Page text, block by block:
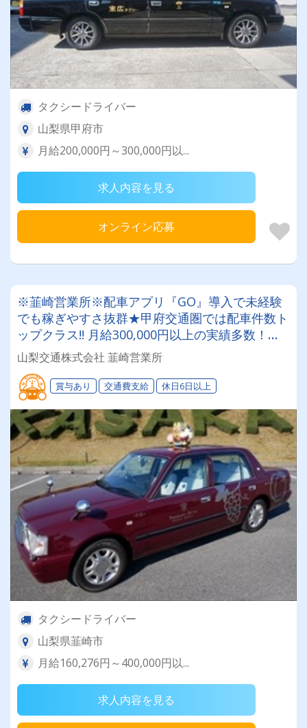
タクシードライバー
山梨県甲府市
月給200,000円～300,000円以...
求人内容を見る
オンライン応募
※韮崎営業所※配車アプリ『GO』導入で未経験
でも稼ぎやすさ抜群★甲府交通圏では配車件数ト
ップクラス!! 月給300,000円以上の実績多数！タ
クシードライバー挑戦してみませんか？
山梨交通株式会社 韮崎営業所
賞与あり 交通費支給 休日6日以上
タクシードライバー
山梨県韮崎市
月給160,276円～400,000円以...
求人内容を見る